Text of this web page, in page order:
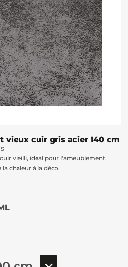
vieux cuir gris acier 140 cm
vieilli, idéal pour l'ameublement.
chaleur à la déco.